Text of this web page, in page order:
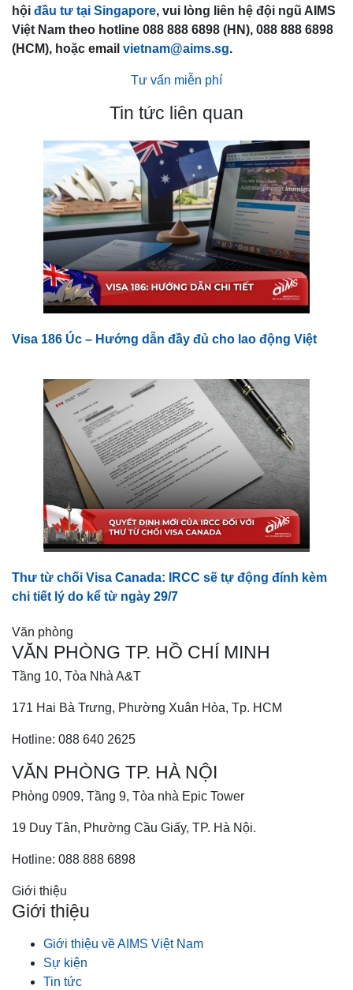
hội đầu tư tại Singapore, vui lòng liên hệ đội ngũ AIMS
Việt Nam theo hotline 088 888 6898 (HN), 088 888 6898
(HCM), hoặc email vietnam@aims.sg.
Tư vấn miễn phí
Tin tức liên quan
Visa 186 Úc – Hướng dẫn đầy đủ cho lao động Việt
Thư từ chối Visa Canada: IRCC sẽ tự động đính kèm
chi tiết lý do kể từ ngày 29/7
Văn phòng
VĂN PHÒNG TP. HỒ CHÍ MINH
Tầng 10, Tòa Nhà A&T
171 Hai Bà Trưng, Phường Xuân Hòa, Tp. HCM
Hotline: 088 640 2625
VĂN PHÒNG TP. HÀ NỘI
Phòng 0909, Tầng 9, Tòa nhà Epic Tower
19 Duy Tân, Phường Cầu Giấy, TP. Hà Nội.
Hotline: 088 888 6898
Giới thiệu
Giới thiệu
Giới thiệu về AIMS Việt Nam
Sự kiện
Tin tức